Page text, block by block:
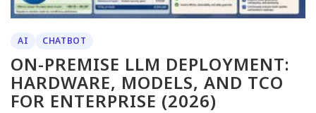
AI CHATBOT
ON-PREMISE LLM DEPLOYMENT:
HARDWARE, MODELS, AND TCO
FOR ENTERPRISE (2026)